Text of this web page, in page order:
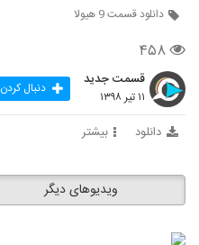
دانلود قسمت 9 هیولا
۴۵۸
قسمت جدید
۱۱ تیر ۱۳۹۸ دنبال کردن
دانلود بیشتر
ویدیوهای دیگر